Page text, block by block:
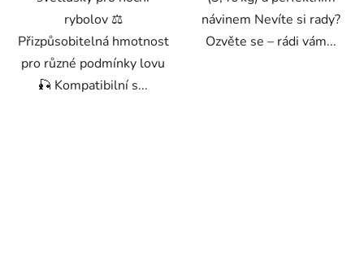
rybolov ⚖️
Přizpůsobitelná hmotnost
pro různé podmínky lovu
🎣 Kompatibilní s...
návinem Nevíte si rady?
Ozvěte se – rádi vám...